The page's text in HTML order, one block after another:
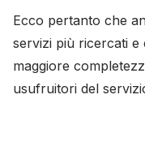
Ecco pertanto che
servizi più ricercati e
maggiore
usufruitori del